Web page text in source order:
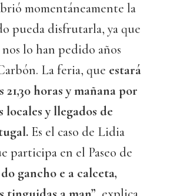
momentáneamente la
pueda disfrutarla, ya que
lo han pedido años
La feria, que estará
horas y mañana por
y llegados de
Es el caso de Lidia
participa en el Paseo de
gancho e a calceta,